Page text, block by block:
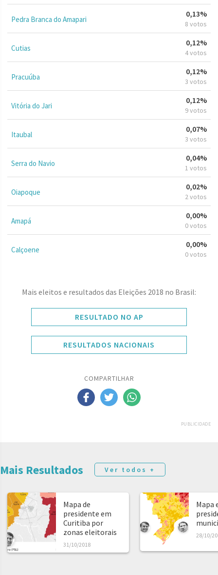
Pedra Branca do Amapari
0,13%
8 votos
Cutias
0,12%
4 votos
Pracuúba
0,12%
3 votos
Vitória do Jari
0,12%
9 votos
Itaubal
0,07%
3 votos
Serra do Navio
0,04%
1 votos
Oiapoque
0,02%
2 votos
Amapá
0,00%
0 votos
Calçoene
0,00%
0 votos
Mais eleitos e resultados das Eleições 2018 no Brasil:
RESULTADO NO AP
RESULTADOS NACIONAIS
COMPARTILHAR
PUBLICIDADE
Mais Resultados Ver todos +
Mapa de
presidente em
Curitiba por
zonas eleitorais
31/10/2018
Mapa
28/10/